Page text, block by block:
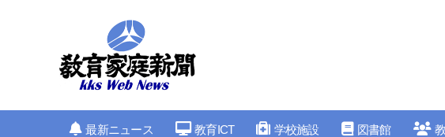
最新ニュース 教育ICT 学校施設 図書館